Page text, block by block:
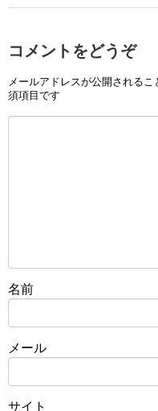
コメントをどうぞ
メールアドレスが公開されるこ
須項目です
名前
メール
サイト